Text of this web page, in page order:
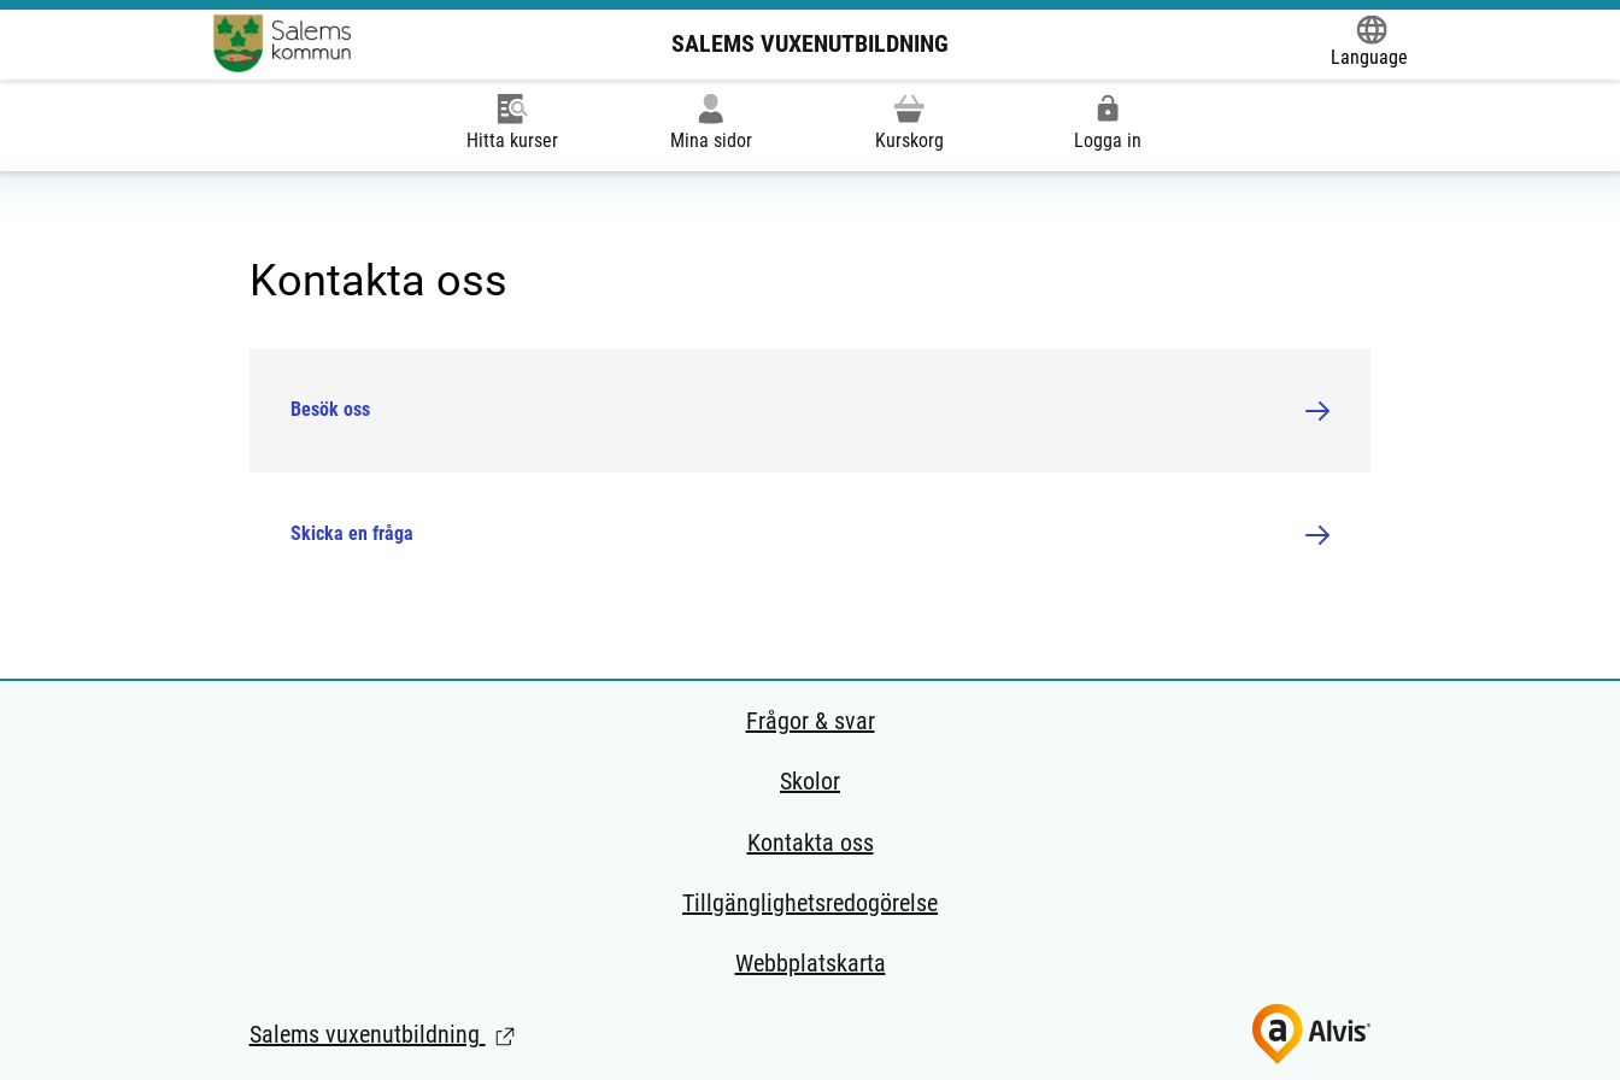
SALEMS VUXENUTBILDNING
Language
Hitta kurser Mina sidor Kurskorg Logga in
Kontakta oss
Besök oss
Skicka en fråga
Frågor & svar
Skolor
Kontakta oss
Tillgänglighetsredogörelse
Webbplatskarta
Salems vuxenutbildning (Länk till extern sida.)